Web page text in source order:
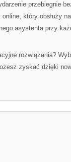
przebiegnie
który obsłuży
asystenta przy
rozwiązania?
zyskać dzięki